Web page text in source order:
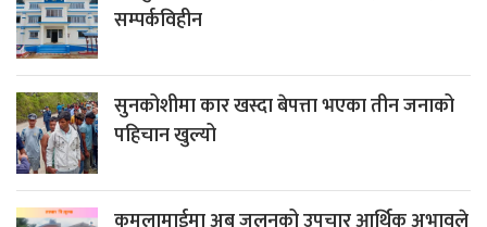
सम्पर्कविहीन
सुनकोशीमा कार खस्दा बेपत्ता भएका तीन जनाको
पहिचान खुल्यो